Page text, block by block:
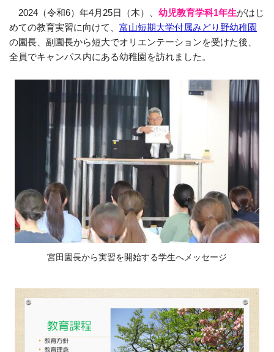
2024（令和6）年4月25日（木）、 幼児教育学科1年生がはじ
めての教育実習に向けて、 富山短期大学付属みどり野幼稚園
の園長、副園長から短大でオリエンテーションを受けた後、
全員でキャンパス内にある幼稚園を訪れました。
宮田園長から実習を開始する学生へメッセージ